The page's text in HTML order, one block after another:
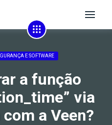
E SOFTWARE
a função
via
a Veen?